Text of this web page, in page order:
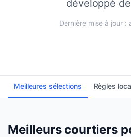
développé
Dernière mise à jour :
Meilleures sélections Règles
Meilleurs courtiers